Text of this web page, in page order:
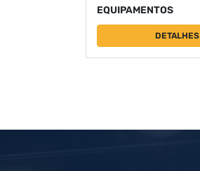
EQUIPAMENTOS
DETALHES